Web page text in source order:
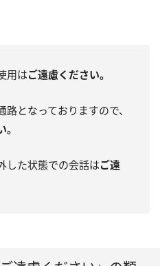
用はご遠慮ください。
となっておりますので、
した状態での会話はご遠